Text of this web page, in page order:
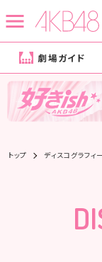
劇場ガイド
トップ ディスコグラフィー